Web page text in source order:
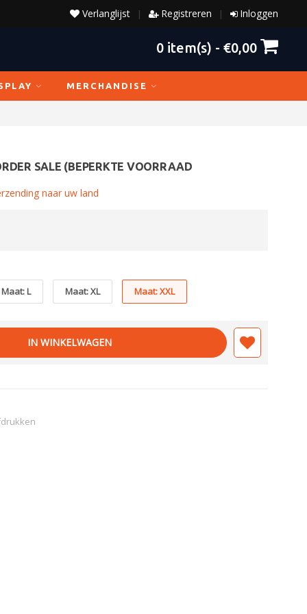
Inloggen
|
Registreren
|
Verlanglijst
0 item(s) - €0,00
MERCHANDISE
SALE (BEPERKTE VOORRAAD
naar uw land
Maat: L Maat: XL Maat: XXL
IN WINKELWAGEN